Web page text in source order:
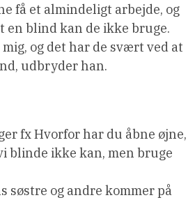
få et almindeligt arbejde, og
en blind kan de ikke bruge.
og det har de svært ved at
udbryder han.
fx Hvorfor har du åbne øjne,
blinde ikke kan, men bruge
søstre og andre kommer på